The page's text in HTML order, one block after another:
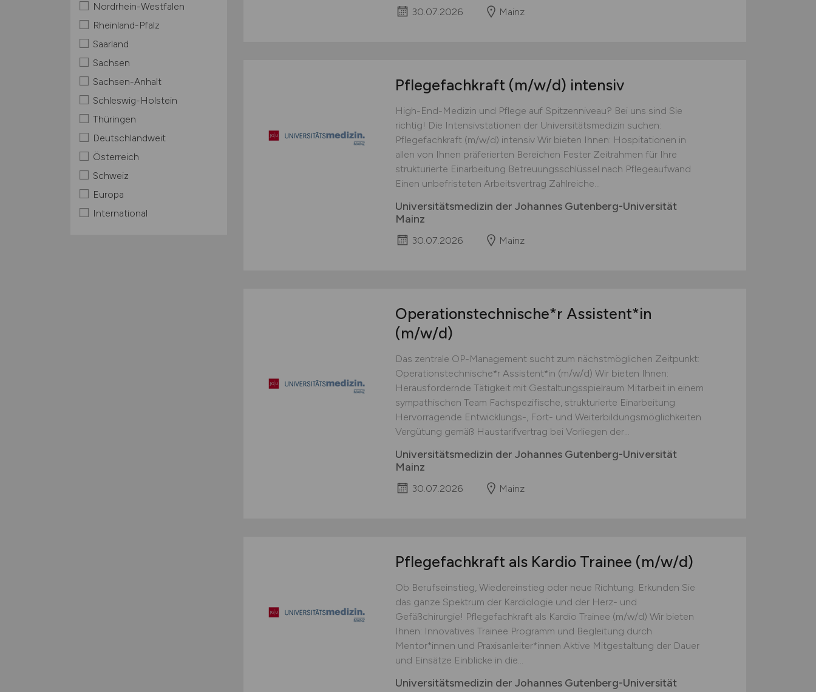
Nordrhein-Westfalen
Rheinland-Pfalz
Saarland
Sachsen
Sachsen-Anhalt
Schleswig-Holstein
Thüringen
Deutschlandweit
Österreich
Schweiz
Europa
International
30.07.2026 Mainz
Pflegefachkraft (m/w/d) intensiv
High-End-Medizin und Pflege auf Spitzenniveau? Bei uns sind Sie
richtig! Die Intensivstationen der Universitätsmedizin suchen:
Pflegefachkraft (m/w/d) intensiv Wir bieten Ihnen: Hospitationen in
allen von Ihnen präferierten Bereichen Fester Zeitrahmen für Ihre
strukturierte Einarbeitung Betreuungsschlüssel nach Pflegeaufwand
Einen unbefristeten Arbeitsvertrag Zahlreiche...
Universitätsmedizin der Johannes Gutenberg-Universität
Mainz
30.07.2026 Mainz
Operationstechnische*r Assistent*in
(m/w/d)
Das zentrale OP-Management sucht zum nächstmöglichen Zeitpunkt:
Operationstechnische*r Assistent*in (m/w/d) Wir bieten Ihnen:
Herausfordernde Tätigkeit mit Gestaltungsspielraum Mitarbeit in einem
sympathischen Team Fachspezifische, strukturierte Einarbeitung
Hervorragende Entwicklungs-, Fort- und Weiterbildungsmöglichkeiten
Vergütung gemäß Haustarifvertrag bei Vorliegen der...
Universitätsmedizin der Johannes Gutenberg-Universität
Mainz
30.07.2026 Mainz
Pflegefachkraft als Kardio Trainee (m/w/d)
Ob Berufseinstieg, Wiedereinstieg oder neue Richtung. Erkunden Sie
das ganze Spektrum der Kardiologie und der Herz- und
Gefäßchirurgie! Pflegefachkraft als Kardio Trainee (m/w/d) Wir bieten
Ihnen: Innovatives Trainee Programm und Begleitung durch
Mentor*innen und Praxisanleiter*innen Aktive Mitgestaltung der Dauer
und Einsätze Einblicke in die...
Universitätsmedizin der Johannes Gutenberg-Universität